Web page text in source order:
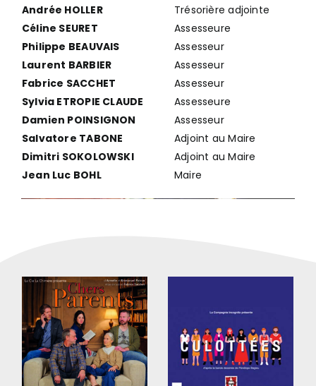
Andrée HOLLER
Trésorière adjointe
Céline SEURET
Assesseure
Philippe BEAUVAIS
Assesseur
Laurent BARBIER
Assesseur
Fabrice SACCHET
Assesseur
Sylvia ETROPIE CLAUDE
Assesseure
Damien POINSIGNON
Assesseur
Salvatore TABONE
Adjoint au Maire
Dimitri SOKOLOWSKI
Adjoint au Maire
Jean Luc BOHL
Maire
Culottées
Compagnie
amateur Théâtre /